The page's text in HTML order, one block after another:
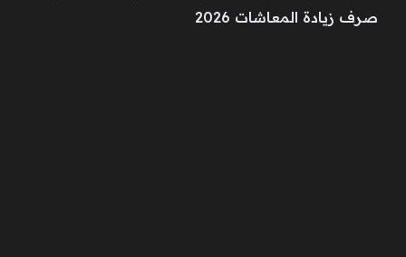
صرف زيادة المعاشات 2026